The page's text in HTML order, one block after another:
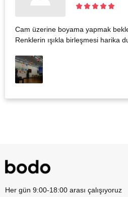
Cam üzerine boyama yapmak
Renklerin ışıkla birleşmesi harika
Her gün 9:00-18:00 arası çalışıyoruz